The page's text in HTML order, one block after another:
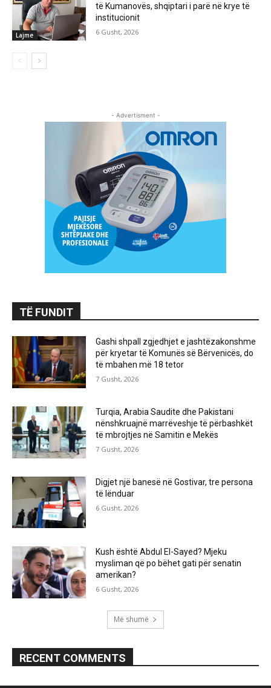
Lajme
të Kumanovës, shqiptari i parë në krye të
institucionit
6 Gusht, 2026
- Advertisment -
TË FUNDIT
Gashi shpall zgjedhjet e jashtëzakonshme
për kryetar të Komunës së Bërvenicës, do
të mbahen më 18 tetor
7 Gusht, 2026
Turqia, Arabia Saudite dhe Pakistani
nënshkruajnë marrëveshje të përbashkët
të mbrojtjes në Samitin e Mekës
7 Gusht, 2026
Digjet një banesë në Gostivar, tre persona
të lënduar
6 Gusht, 2026
Kush është Abdul El-Sayed? Mjeku
mysliman që po bëhet gati për senatin
amerikan?
6 Gusht, 2026
Më shumë
RECENT COMMENTS